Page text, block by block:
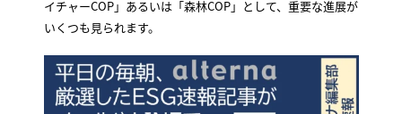
イチャーCOP」あるいは「森林COP」として、重要な進展が
いくつも見られます。